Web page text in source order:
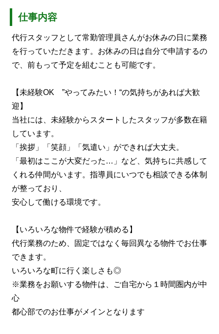
仕事内容
代行スタッフとして常勤管理員さんがお休みの日に業務
を行っていただきます。お休みの日は自分で申請するの
で、前もって予定を組むことも可能です。
【未経験OK ”やってみたい！“の気持ちがあれば大歓
迎】
当社には、未経験からスタートしたスタッフが多数在籍
しています。
「挨拶」「笑顔」「気遣い」ができれば大丈夫。
「最初はここが大変だった…」など、気持ちに共感して
くれる仲間がいます。指導員にいつでも相談できる体制
が整っており、
安心して働ける環境です。
【いろいろな物件で経験が積める】
代行業務のため、固定ではなく毎回異なる物件でお仕事
できます。
いろいろな町に行く楽しさも◎
※業務をお願いする物件は、ご自宅から１時間圏内が中
心
都心部でのお仕事がメインとなります